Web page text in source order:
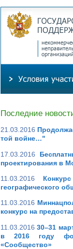
Последние
21.03.2016
той войне…"
17.03.2016
проектирования в
11.03.2016
географического
11.03.2016
конкурс на
11.03.2016 30–31
в 2016 году
«Сообщество»